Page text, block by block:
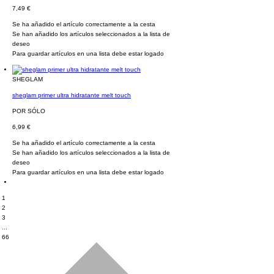
7,49 €
Se ha añadido el artículo correctamente a la cesta
Se han añadido los artículos seleccionados a la lista de
deseo
Para guardar artículos en una lista debe estar logado
SHEGLAM
sheglam primer ultra hidratante melt touch
POR SÓLO
6,99 €
Se ha añadido el artículo correctamente a la cesta
Se han añadido los artículos seleccionados a la lista de
deseo
Para guardar artículos en una lista debe estar logado
1
2
3
66